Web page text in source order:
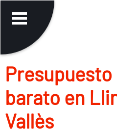
barato en
Vallès